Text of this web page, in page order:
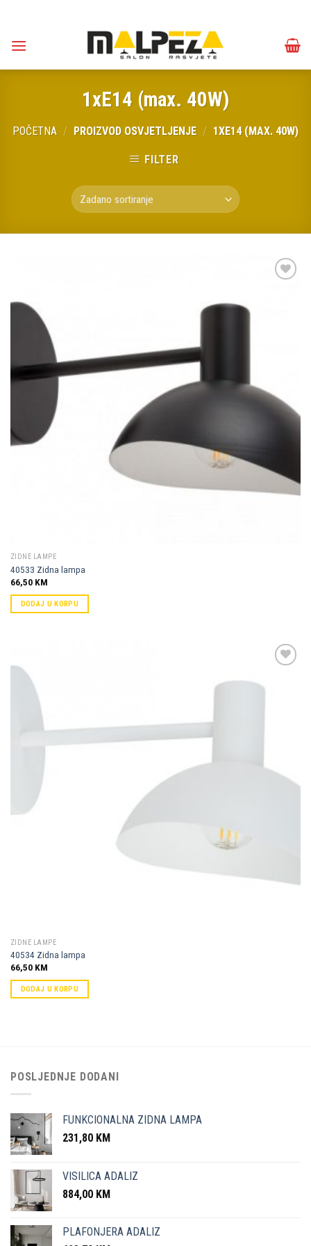
content
1xE14 (max. 40W)
POČETNA / PROIZVOD OSVJETLJENJE / 1XE14 (MAX. 40W)
FILTER
ZIDNE LAMPE
40533 Zidna lampa
66,50 KM
DODAJ U KORPU
ZIDNE LAMPE
40534 Zidna lampa
66,50 KM
DODAJ U KORPU
POSLJEDNJE DODANI
FUNKCIONALNA ZIDNA LAMPA
231,80 KM
VISILICA ADALIZ
884,00 KM
PLAFONJERA ADALIZ